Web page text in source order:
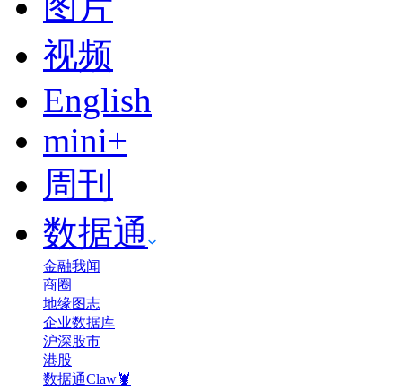
视频
English
mini+
周刊
数据通
金融我闻
商圈
地缘图志
企业数据库
沪深股市
港股
数据通Claw🦞